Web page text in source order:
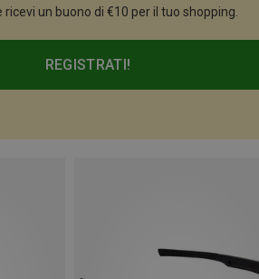
ricevi un buono di €10 per il tuo shopping.
REGISTRATI!